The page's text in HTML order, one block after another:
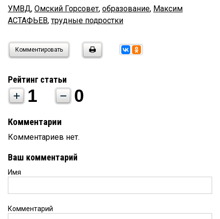
УМВД, Омский Горсовет, образование, Максим
АСТАФЬЕВ,трудные подростки
Комментировать
Рейтинг статьи
1 0
Комментарии
Комментариев нет.
Ваш комментарий
Имя
Комментарий